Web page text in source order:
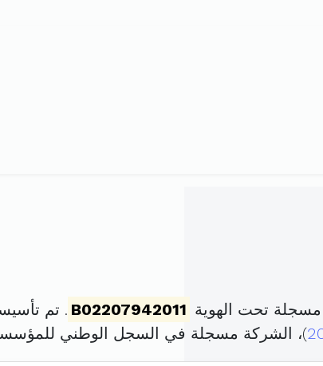
مسجلة تحت الهوية B02207942011 . تم تأسيسها في 7 ديسمبر
)، الشركة مسجلة في السجل الوطني